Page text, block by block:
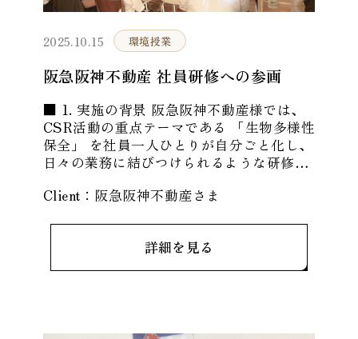
2025.10.15 環境授業
阪急阪神不動産 社員研修への参画
■ 1. 実施の背景 阪急阪神不動産様では、
CSR活動の重点テーマである 「生物多様性
保全」 を社員一人ひとりが自分ごと化し、
日々の業務に結びつけられるような研修の
Client： 阪急阪神不動産さま
詳細を見る